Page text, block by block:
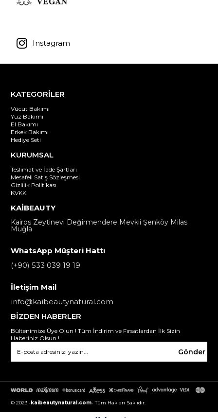
Instagram
KATEGORİLER
Vücut Bakımı
Yüz Bakımı
El Bakımı
Erkek Bakımı
Hediye Seti
KURUMSAL
Teslimat ve İade Şartları
Mesafeli Satış Sözleşmesi
Gizlilik Politikası
KVKK
KAİBEAUTY
Kairos Zeytinevi Değirmendere Mevkii Şenköy Milas
Muğla
WhatsApp Müşteri Hattı
(+90) 533 039 19 19
İletişim Mail
info@kaibeautynatural.com
BİZDEN HABERLER
Bültenimize Üye Olun ! Tüm İndirim ve Fırsatlardan İlk Sizin
Haberiniz Olsun !
Gönder
© 2023 -kaibeautynatural.com- Tüm Hakları Saklıdır.